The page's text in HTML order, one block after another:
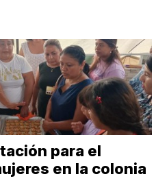
para el
en la colonia